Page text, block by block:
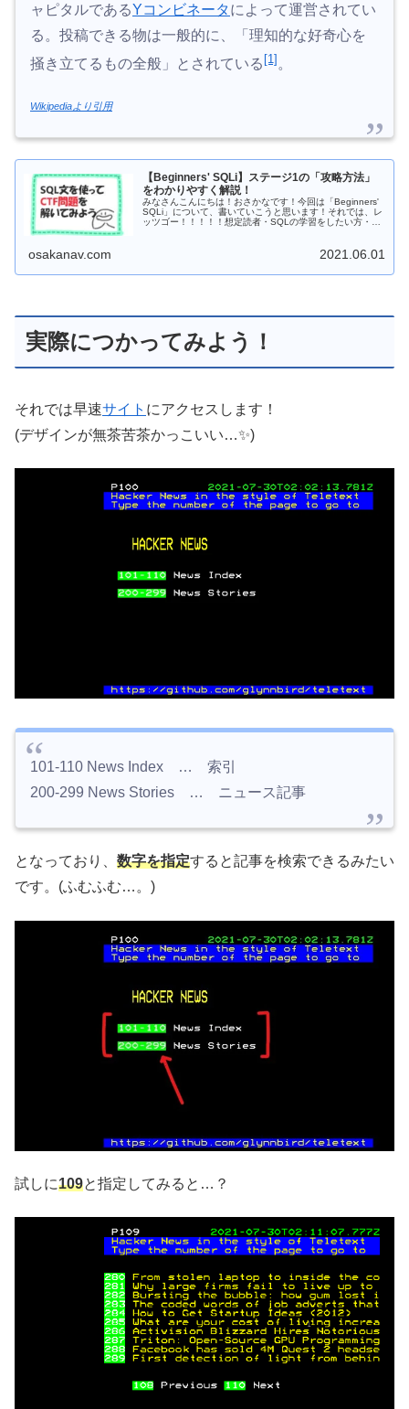
ャピタルであるYコンビネータによって運営されてい
る。投稿できる物は一般的に、「理知的な好奇心を
掻き立てるもの全般」とされている [1] 。
Wikipediaより引用
【Beginners' SQLi】ステージ1の「攻略方法」
をわかりやすく解説！
みなさんこんにちは！おさかなです！今回は「Beginners'
SQLi」について、書いていこうと思います！それでは、レ
ッツゴー！！！！！想定読者・SQLの学習をしたい方・
osakanav.com 2021.06.01
実際につかってみよう！
それでは早速サイト にアクセスします！
(デザインが無茶苦茶かっこいい…✨)
101-110 News Index … 索引
200-299 News Stories … ニュース記事
となっており、 数字を指定すると記事を検索できるみたい
です。(ふむふむ…。)
試しに109と指定してみると…？